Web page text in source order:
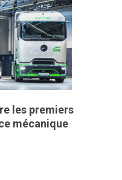
les premiers
mécanique